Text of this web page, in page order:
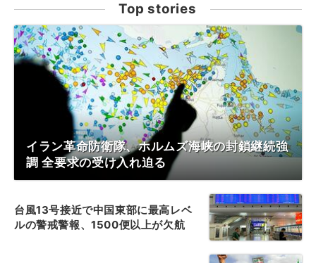
Top stories
イラン革命防衛隊、ホルムズ海峡の封鎖継続強
調 全要求の受け入れ迫る
台風13号接近で中国東部に最高レベ
ルの警戒警報、1500便以上が欠航